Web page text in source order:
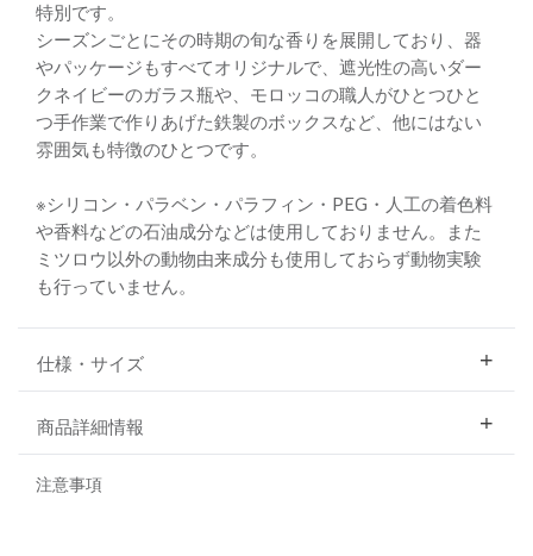
特別です。
シーズンごとにその時期の旬な香りを展開しており、器
やパッケージもすべてオリジナルで、遮光性の高いダー
クネイビーのガラス瓶や、モロッコの職人がひとつひと
つ手作業で作りあげた鉄製のボックスなど、他にはない
雰囲気も特徴のひとつです。
※シリコン・パラベン・パラフィン・PEG・人工の着色料
や香料などの石油成分などは使用しておりません。また
ミツロウ以外の動物由来成分も使用しておらず動物実験
も行っていません。
仕様・サイズ
商品詳細情報
注意事項